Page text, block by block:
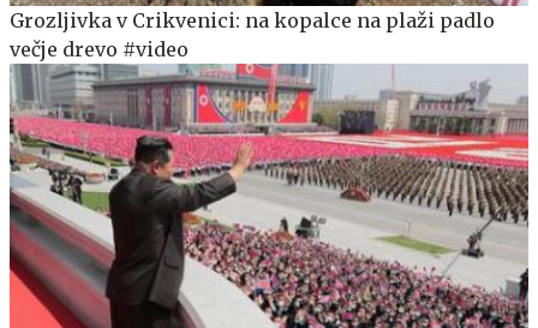
Grozljivka v Crikvenici: na kopalce na plaži padlo
večje drevo #video